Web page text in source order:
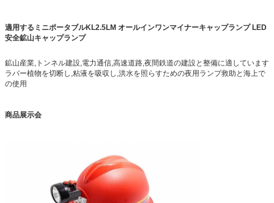
適用する ミニポータブルKL2.5LM オールインワンマイナーキャップランプ LED
安全鉱山キャップランプ
鉱山産業,トンネル建設,電力通信,高速道路,夜間鉄道の建設と整備に適しています
ラバー植物を切断し,粘液を吸収し,洪水を照らすための夜用ランプ救助と海上で
の使用
商品展示会